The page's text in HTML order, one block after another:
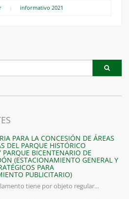
informativo 2021
PARA LA CONCESIÓN DE ÁREAS
DEL PARQUE HISTÓRICO
PARQUE BICENTENARIO DE
(ESTACIONAMIENTO GENERAL Y
PARA
PUBLICITARIO)
tiene por objeto regular...